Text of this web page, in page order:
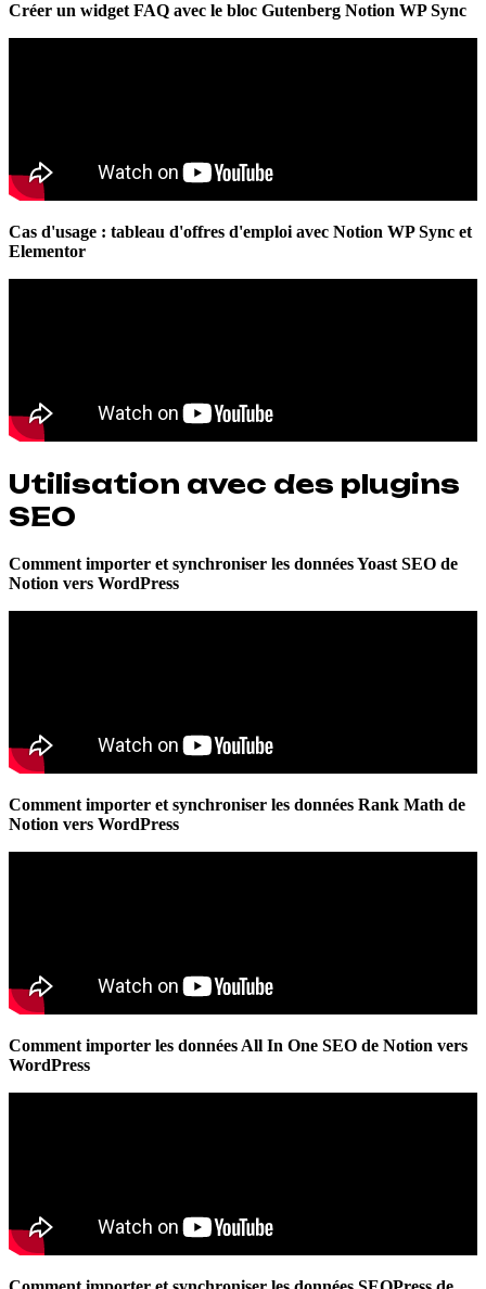
Créer un widget FAQ avec le bloc Gutenberg Notion WP Sync
Cas d'usage : tableau d'offres d'emploi avec Notion WP Sync et
Elementor
Utilisation avec des plugins
SEO
Comment importer et synchroniser les données Yoast SEO de
Notion vers WordPress
Comment importer et synchroniser les données Rank Math de
Notion vers WordPress
Comment importer les données All In One SEO de Notion vers
WordPress